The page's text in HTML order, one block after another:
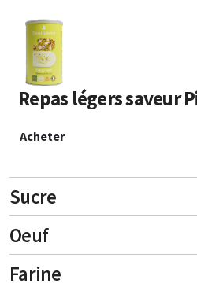
Repas légers saveur
Acheter
Sucre
Oeuf
Farine